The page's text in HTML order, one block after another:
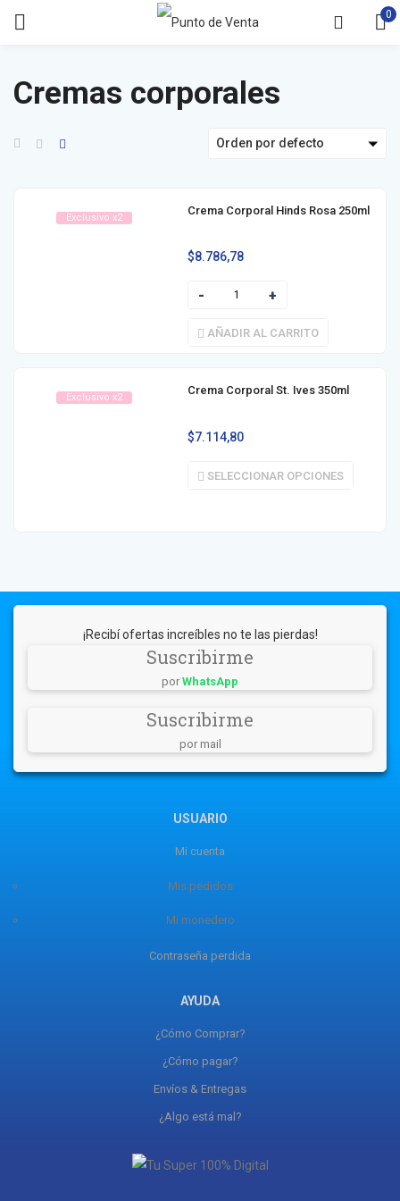
0
Cremas corporales
Orden por defecto
Exclusivo x2
Crema Corporal Hinds Rosa 250ml
$8.786,78
AÑADIR AL CARRITO
Exclusivo x2
Crema Corporal St. Ives 350ml
$7.114,80
SELECCIONAR OPCIONES
¡Recibí ofertas increíbles no te las pierdas!
Suscribirme
por WhatsApp
Suscribirme
por mail
USUARIO
Mi cuenta
Mis pedidos
Mi monedero
Contraseña perdida
AYUDA
¿Cómo Comprar?
¿Cómo pagar?
Envíos & Entregas
¿Algo está mal?